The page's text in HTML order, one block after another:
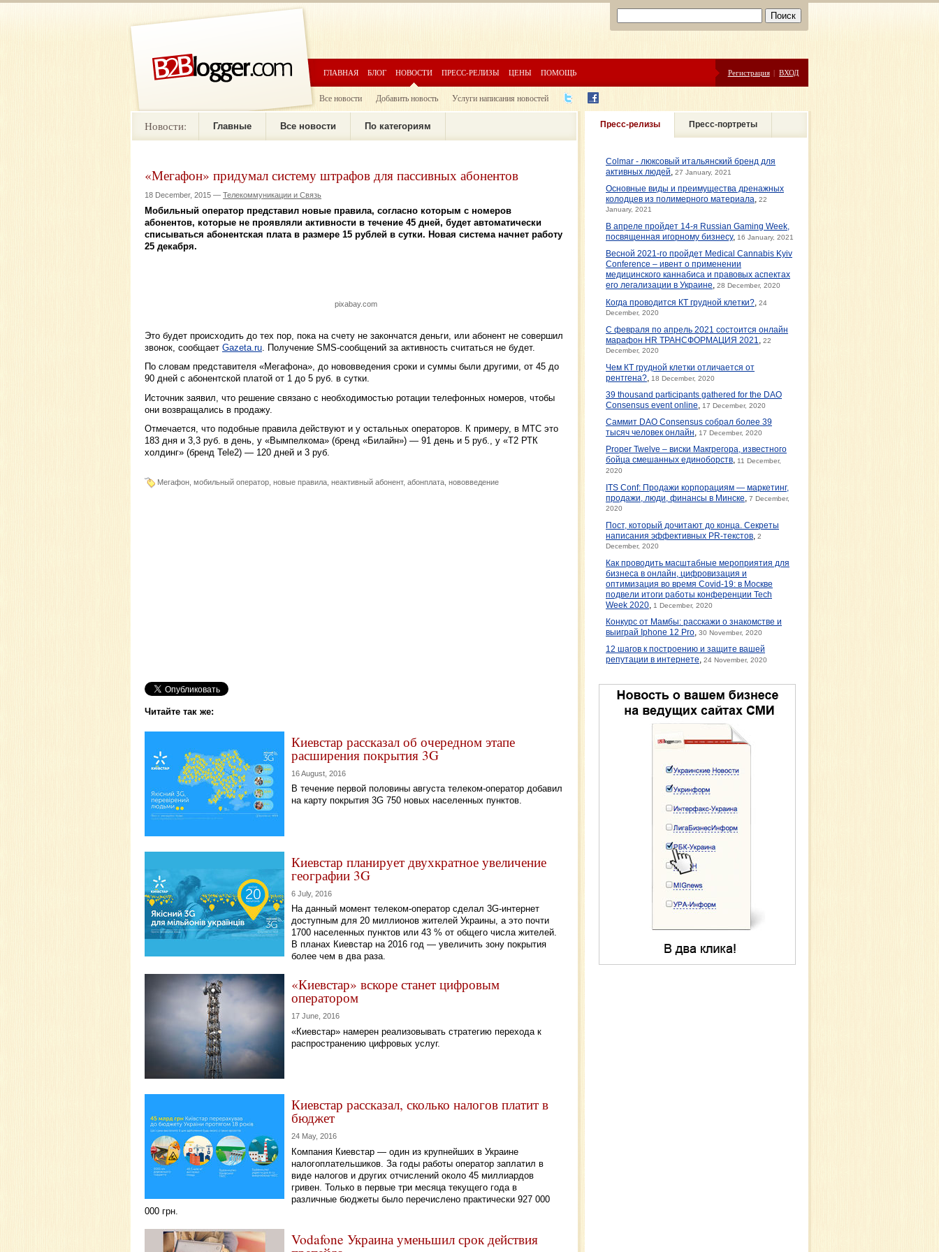
ГЛАВНАЯ БЛОГ НОВОСТИ ПРЕСС-РЕЛИЗЫ ЦЕНЫ ПОМОЩЬ Регистрация | ВХОД
Все новости Добавить новость Услуги написания новостей
Новости: Главные Все новости По категориям
«Мегафон» придумал систему штрафов для пассивных абонентов
18 December, 2015 — Телекоммуникации и Связь
Мобильный оператор представил новые правила, согласно которым с номеров
абонентов, которые не проявляли активности в течение 45 дней, будет автоматически
списываться абонентская плата в размере 15 рублей в сутки. Новая система начнет работу
25 декабря.
pixabay.com
Это будет происходить до тех пор, пока на счету не закончатся деньги, или абонент не совершил
звонок, сообщает Gazeta.ru. Получение SMS-сообщений за активность считаться не будет.
По словам представителя «Мегафона», до нововведения сроки и суммы были другими, от 45 до
90 дней с абонентской платой от 1 до 5 руб. в сутки.
Источник заявил, что решение связано с необходимостью ротации телефонных номеров, чтобы
они возвращались в продажу.
Отмечается, что подобные правила действуют и у остальных операторов. К примеру, в МТС это
183 дня и 3,3 руб. в день, у «Вымпелкома» (бренд «Билайн») — 91 день и 5 руб., у «Т2 РТК
холдинг» (бренд Tele2) — 120 дней и 3 руб.
Мегафон, мобильный оператор, новые правила, неактивный абонент, абонплата, нововведение
Читайте так же:
Киевстар рассказал об очередном этапе
расширения покрытия 3G
16 August, 2016
В течение первой половины августа телеком-оператор добавил
на карту покрытия 3G 750 новых населенных пунктов.
Киевстар планирует двухкратное увеличение
географии 3G
6 July, 2016
На данный момент телеком-оператор сделал 3G-интернет
доступным для 20 миллионов жителей Украины, а это почти
1700 населенных пунктов или 43 % от общего числа жителей.
В планах Киевстар на 2016 год — увеличить зону покрытия
более чем в два раза.
«Киевстар» вскоре станет цифровым
оператором
17 June, 2016
«Киевстар» намерен реализовывать стратегию перехода к
распространению цифровых услуг.
Киевстар рассказал, сколько налогов платит в
бюджет
24 May, 2016
Компания Киевстар — один из крупнейших в Украине
налогоплательшиков. За годы работы оператор заплатил в
виде налогов и других отчислений около 45 миллиардов
гривен. Только в первые три месяца текущего года в
различные бюджеты было перечислено практически 927 000
000 грн.
Vodafone Украина уменьшил срок действия
Пресс-релизы Пресс-портреты
Colmar - люксовый итальянский бренд для
активных людей
27 January, 2021
Основные виды и преимущества дренажных
колодцев из полимерного материала
22
January, 2021
В апреле пройдет 14-я Russian Gaming Week,
посвященная игорному бизнесу, 16 January, 2021
Весной 2021-го пройдет Medical Cannabis Kyiv
Conference – ивент о применении
медицинского каннабиса и правовых аспектах
его легализации в Украине
28 December, 2020
Когда проводится КТ грудной клетки? 24
December, 2020
С февраля по апрель 2021 состоится онлайн
марафон HR ТРАНСФОРМАЦИЯ 2021
22
December, 2020
Чем КТ грудной клетки отличается от
рентгена?
18 December, 2020
39 thousand participants gathered for the DAO
Consensus event online
17 December, 2020
Саммит DAO Consensus собрал более 39
тысяч человек онлайн
17 December, 2020
Proper Twelve – виски Макгрегора, известного
бойца смешанных единоборств, 11 December,
2020
ITS Conf: Продажи корпорациям — маркетинг,
продажи, люди, финансы в Минске
7 December,
2020
Пост, который дочитают до конца. Секреты
написания эффективных PR-текстов 2
December, 2020
Как проводить масштабные мероприятия для
бизнеса в онлайн, цифровизация и
оптимизация во время Covid-19: в Москве
подвели итоги работы конференции Tech
Week 2020
1 December, 2020
Конкурс от Мамбы: расскажи о знакомстве и
выиграй Iphone 12 Pro 30 November, 2020
12 шагов к построению и защите вашей
репутации в интернете
24 November, 2020